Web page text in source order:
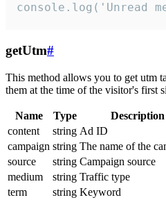
console.log('Unread
getUtm#
This method allows you to get utm
them at the time of the visitor's first
Name Type
Description
content
string Ad ID
campaign string The name of the
source
string Campaign source
medium
string Traffic type
term
string Keyword